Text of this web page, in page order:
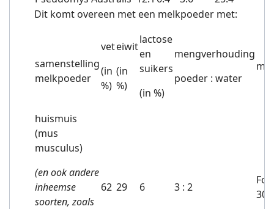
Dit komt overeen met een melkpoeder met:
samenstelling
melkpoeder
vet
(in
%)
eiwit
(in
%)
lactose
en
suikers
(in %)
mengverhouding
poeder : water
huismuis
(mus
musculus)
(en ook andere
inheemse
soorten, zoals
62 29 6 3 : 2
30/